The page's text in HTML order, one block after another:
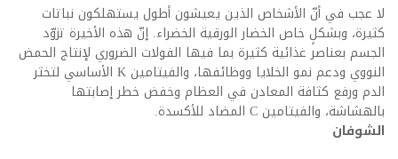
لا عجب في أنّ الأشخاص الذين يعيشون أطول يستهلكون نباتات
كثيرة، وبشكلٍ خاص الخضار الورقية الخضراء. إنّ هذه الأخيرة تزوّد
الجسم بعناصر غذائية كثيرة بما فيها الفولات الضروري لإنتاج الحمض
النووي ودعم نمو الخلايا ووظائفها، والفيتامين K الأساسي لتخثر
الدم ورفع كثافة المعادن في العظام وخفض خطر إصابتها
بالهشاشة، والفيتامين C المضاد للأكسدة.
الشوفان